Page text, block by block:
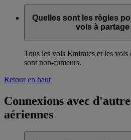
Quelles sont les règles
vols à
Tous les vols Emirates et les vols
sont non-fumeurs.
Retour en haut
Connexions avec
aériennes